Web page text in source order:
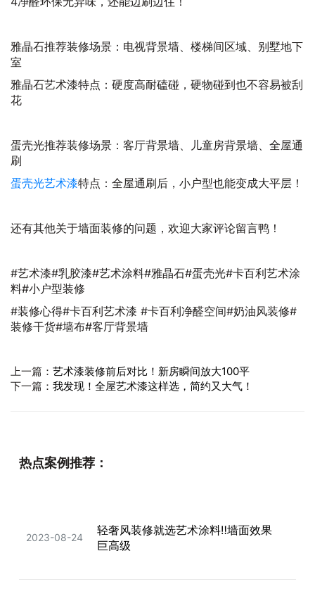
雅晶石推荐装修场景：电视背景墙、楼梯间区域、别墅地下
室
雅晶石艺术漆特点：硬度高耐磕碰，硬物碰到也不容易被刮
花
蛋壳光推荐装修场景：客厅背景墙、儿童房背景墙、全屋通
刷
蛋壳光艺术漆特点：全屋通刷后，小户型也能变成大平层！
还有其他关于墙面装修的问题，欢迎大家评论留言鸭！
#艺术漆#乳胶漆#艺术涂料#雅晶石#蛋壳光#卡百利艺术涂
料#小户型装修
#装修心得#卡百利艺术漆 #卡百利净醛空间#奶油风装修#
装修干货#墙布#客厅背景墙
上一篇： 艺术漆装修前后对比！新房瞬间放大100平
下一篇： 我发现！全屋艺术漆这样选，简约又大气！
热点案例推荐：
2023-08-24
轻奢风装修就选艺术涂料‼️墙面效果
巨高级